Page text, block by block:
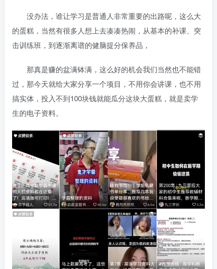
没办法，谁让学习是普通人非常重要的出路呢，这么大
的蛋糕，当然有很多人想上去凑凑热闹，从基本的补课、突
击训练班，到逐渐离谱的健脑提分保养品，
那真是赚的盆满钵满，这么好的机会我们当然也不能错
过，那今天就给大家分享一个项目，不用你会讲课，也不用
搞实体，投入不到100块钱就能瓜分这块大蛋糕，就是卖学
生的电子资料。